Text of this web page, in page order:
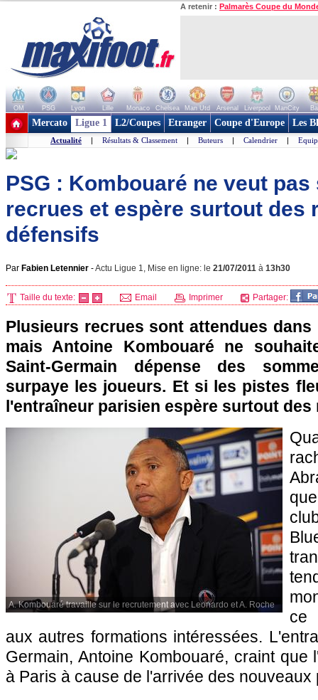
A retenir : Palmarès Coupe du
OM PSG Lyon Lille Monaco Chelsea Man Utd Arsenal Liverpool ManCity
+ de clubs
Mercato Ligue 1 L2/Coupes Etranger Coupe d'Europe Les
Actualité | Résultats & Classement | Buteurs | Calendrier |
PSG : Kombouaré ne veut
recrues et espère surtout des
défensifs
Par Fabien Letennier -Actu Ligue 1, Mise en ligne: le 21/07/2011 à 13h30
Taille du texte: Email Imprimer Partager:
Plusieurs recrues sont attendues
mais Antoine Kombouaré ne
Saint-Germain dépense des
surpaye les joueurs. Et si les pistes
l'entraîneur parisien espère surtout des
A. Kombouaré travaille sur le recrutement avec Leonardo et A. Roche
ce
aux autres formations intéressées.
Germain, Antoine Kombouaré, craint que
à Paris à cause de l'arrivée des